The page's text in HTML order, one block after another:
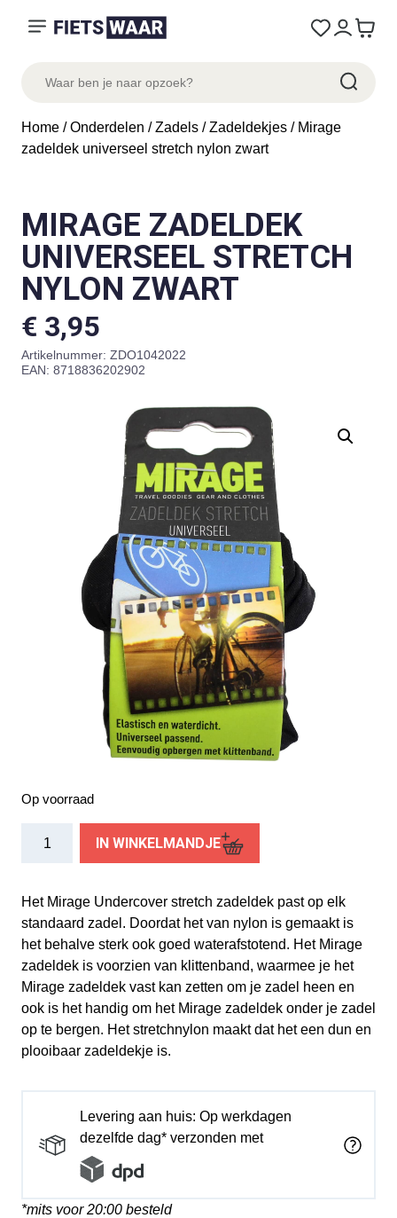
Home /Onderdelen /Zadels /Zadeldekjes / Mirage
zadeldek universeel stretch nylon zwart
MIRAGE ZADELDEK
UNIVERSEEL STRETCH
NYLON ZWART
€ 3,95
Artikelnummer: ZDO1042022
EAN: 8718836202902
Op voorraad
stretch
nylon
zwart
aantal
IN WINKELMANDJE
Het Mirage Undercover stretch zadeldek past op elk
standaard zadel. Doordat het van nylon is gemaakt is
het behalve sterk ook goed waterafstotend. Het Mirage
zadeldek is voorzien van klittenband, waarmee je het
Mirage zadeldek vast kan zetten om je zadel heen en
ook is het handig om het Mirage zadeldek onder je zadel
op te bergen. Het stretchnylon maakt dat het een dun en
plooibaar zadeldekje is.
Levering aan huis: Op werkdagen
dezelfde dag* verzonden met
*mits voor 20:00 besteld